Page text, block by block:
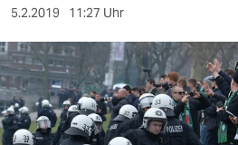
sport
berlin
5.2.2019 11:27 Uhr